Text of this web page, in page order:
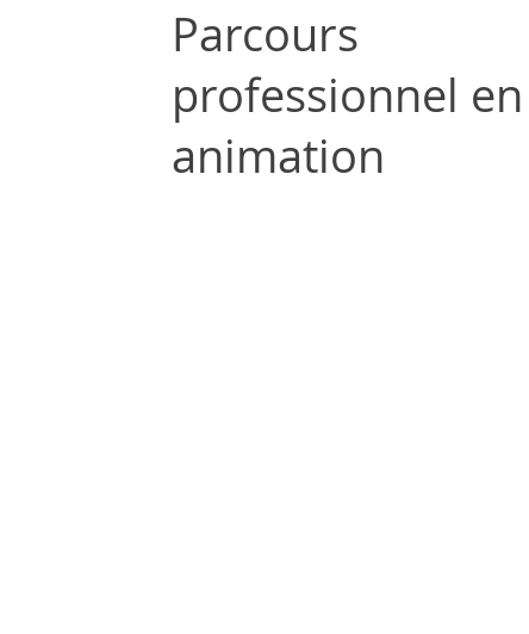
Parcours
professionnel en
animation